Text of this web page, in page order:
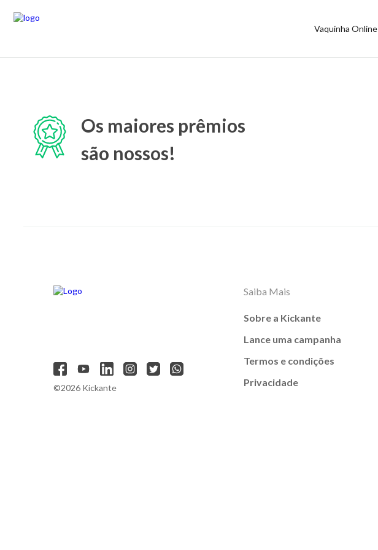
Vaquinha Online
Os maiores prêmios
são nossos!
©2026 Kickante
Saiba Mais
Sobre a Kickante
Lance uma campanha
Termos e condições
Privacidade